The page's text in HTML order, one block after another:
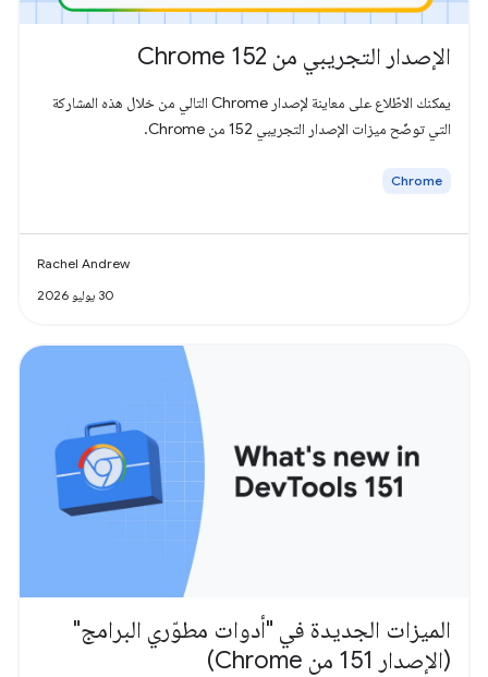
الإصدار التجريبي من Chrome 152
يمكنك الاطّلاع على معاينة لإصدار Chrome التالي من خلال هذه المشاركة
التي توضّح ميزات الإصدار التجريبي 152 من Chrome.
Chrome
Rachel Andrew
30 يوليو 2026
الميزات الجديدة في "أدوات مطوّري البرامج"
(الإصدار 151 من Chrome)